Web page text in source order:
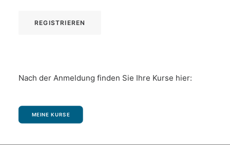
REGISTRIEREN
Nach der Anmeldung finden Sie Ihre Kurse hier:
MEINE KURSE